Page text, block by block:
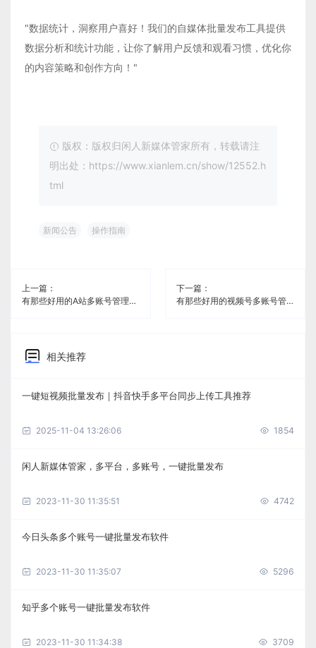
"数据统计，洞察用户喜好！我们的自媒体批量发布工具提供
数据分析和统计功能，让你了解用户反馈和观看习惯，优化你
的内容策略和创作方向！"
版权：版权归闲人新媒体管家所有，转载请注
明出处：https://www.xianlem.cn/show/12552.h
tml
新闻公告 操作指南
上一篇：
有那些好用的A站多账号管理免费工具《闲人新媒体管家》
下一篇：
有那些好用的视频号多账号管理免费工具《闲人新媒体管家》
相关推荐
一键短视频批量发布｜抖音快手多平台同步上传工具推荐
2025-11-04 13:26:06 1854
闲人新媒体管家，多平台，多账号，一键批量发布
2023-11-30 11:35:51 4742
今日头条多个账号一键批量发布软件
2023-11-30 11:35:07 5296
知乎多个账号一键批量发布软件
2023-11-30 11:34:38 3709